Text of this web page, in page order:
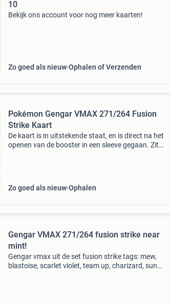
10
Bekijk ons account voor nog meer kaarten!
Zo goed als nieuw Ophalen of Verzenden
Pokémon Gengar VMAX 271/264 Fusion
Strike Kaart
De kaart is in uitstekende staat, en is direct na het
openen van de booster in een sleeve gegaan. Zit
Zo goed als nieuw Ophalen
Gengar VMAX 271/264 fusion strike near
mint!
Gengar vmax uit de set fusion strike tags: mew,
blastoise, scarlet violet, team up, charizard, sun